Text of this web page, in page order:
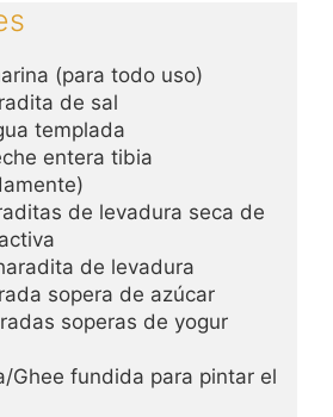
(para todo uso)
de sal
templada
entera tibia
de levadura seca de
de levadura
sopera de azúcar
soperas de yogur
Ghee fundida para pintar el